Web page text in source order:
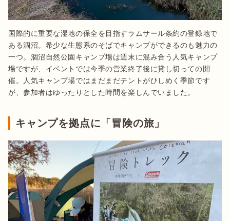
国際的に重要な湿地の保全を目指すラムサール条約の登録地で
ある涸沼。希少な生態系のそばでキャンプができるのも魅力の
一つ。涸沼自然公園キャンプ場は週末に混み合う人気キャンプ
場ですが、イベントでは今季の営業終了後に貸し切っての開
催。人気キャンプ場ではまだまだテントがひしめく季節です
が、参加者はゆったりとした時間を楽しんでいました。
キャンプを拠点に「冒険の旅」